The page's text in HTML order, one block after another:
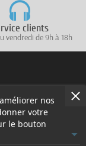
clients
vendredi de 9h à 18h
nos
votre
le bouton